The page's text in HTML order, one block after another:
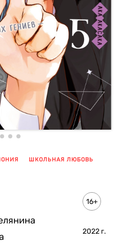
ШКОЛЬНАЯ ЛЮБОВЬ
16+
2022 г.